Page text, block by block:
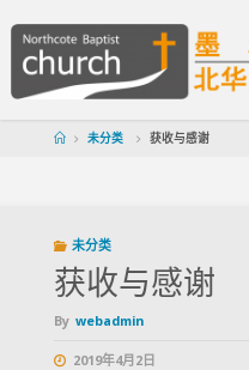
未分类 获收与感谢
未分类
获收与感谢
By webadmin
2019年4月2日